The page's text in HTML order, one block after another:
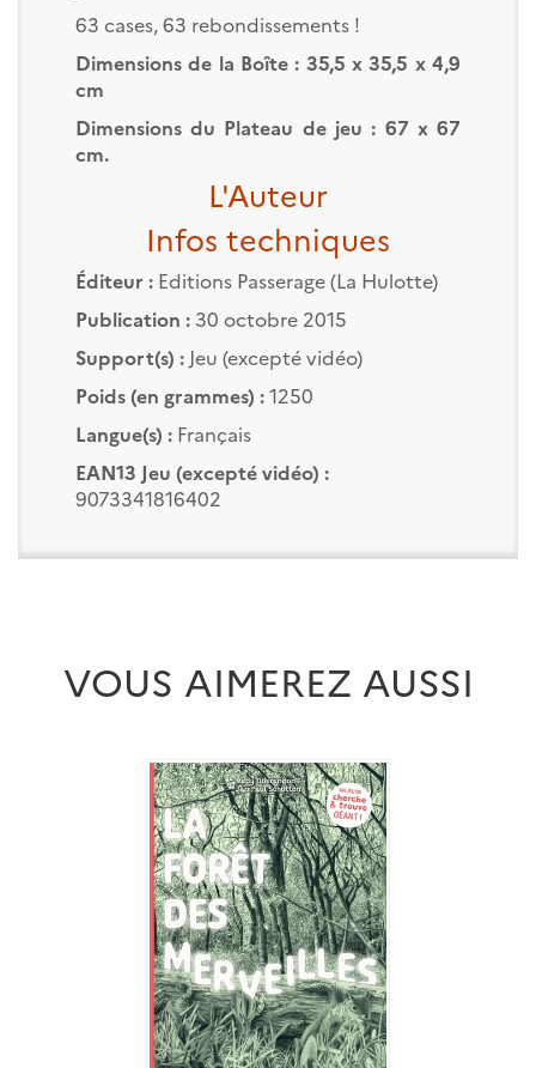
63 cases, 63 rebondissements !
Dimensions de la Boîte : 35,5 x 35,5 x 4,9
cm
Dimensions du Plateau de jeu : 67 x 67
cm.
L'Auteur
Infos techniques
Éditeur : Editions Passerage (La Hulotte)
Publication :30 octobre 2015
Support(s) :Jeu (excepté vidéo)
Poids (en grammes) :1250
Langue(s) :Français
EAN13 Jeu (excepté vidéo) :
9073341816402
VOUS AIMEREZ AUSSI